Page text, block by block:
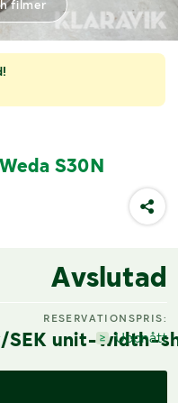
S30N
filmer
Avslutad
SEK unit-width-
RESERVATIONSPRIS:
Uppnått